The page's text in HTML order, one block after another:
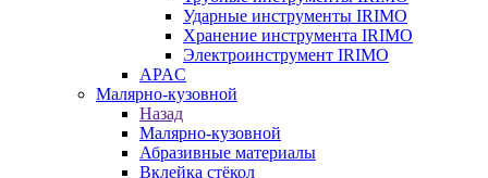
Ударные инструменты IRIMO
Хранение инструмента IRIMO
Электроинструмент IRIMO
APAC
Малярно-кузовной
Назад
Малярно-кузовной
Абразивные материалы
Вклейка стёкол